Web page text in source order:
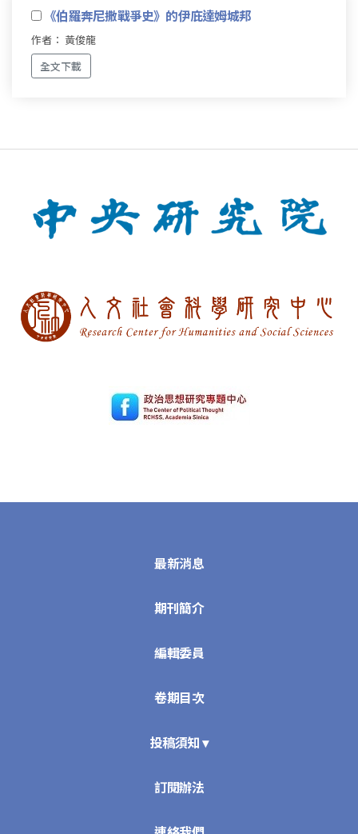
《伯羅奔尼撒戰爭史》的伊庇達姆城邦
作者： 黃俊龍
全文下載
最新消息
期刊簡介
編輯委員
卷期目次
投稿須知 ▾
訂閱辦法